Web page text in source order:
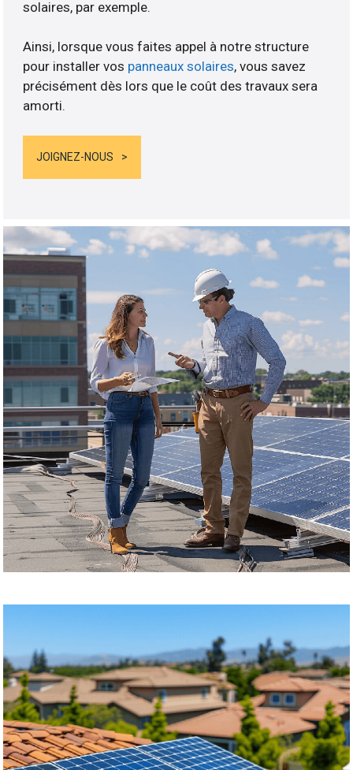
solaires, par exemple.
Ainsi, lorsque vous faites appel à notre structure
pour installer vos panneaux solaires, vous savez
précisément dès lors que le coût des travaux sera
amorti.
JOIGNEZ-NOUS